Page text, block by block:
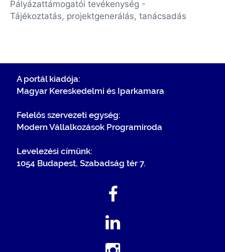
Pályázattámogatói tevékenység -
Tájékoztatás, projektgenerálás, tanácsadás
A portál kiadója:
Magyar Kereskedelmi és Iparkamara
Felelős szervezeti egység:
Modern Vállalkozások Programiroda
Levelezési címünk:
1054 Budapest, Szabadság tér 7.